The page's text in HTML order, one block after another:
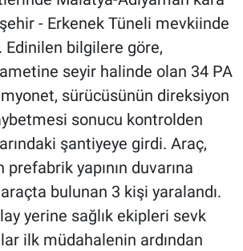
- Erkenek Tüneli mevkiinde
Edinilen bilgilere göre,
seyir halinde olan 34 PA
sürücüsünün direksiyon
sonucu kontrolden
şantiyeye girdi. Araç,
yapının duvarına
bulunan 3 kişi yaralandı.
yerine sağlık ekipleri sevk
ilk müdahalenin ardından